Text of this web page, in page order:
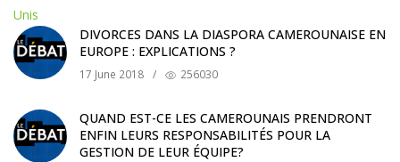
DIVORCES DANS LA DIASPORA CAMEROUNAISE EN
EUROPE : EXPLICATIONS ?
17 June 2018 / 256030
QUAND EST-CE LES CAMEROUNAIS PRENDRONT
ENFIN LEURS RESPONSABILITÉS POUR LA
GESTION DE LEUR ÉQUIPE?